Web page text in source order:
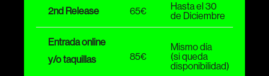
2nd Release 65€
Hasta el 30
de Diciembre
Entrada online
y/o taquillas
85€
Mismo día
(si queda
disponibilidad)